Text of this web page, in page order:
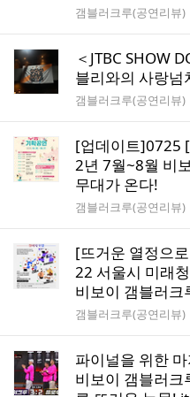
게시판명
갬블러크루(공연리뷰)
＜JTBC SHOW
블리와의 사랑넘
게시판명
갬블러크루(공연리뷰)
[업데이트]0725
2년 7월~8월 비
무대가 온다!
게시판명
갬블러크루(공연리뷰)
[뜨거운 열정으
22 서울시 미래
비보이 갬블러크
게시판명
갬블러크루(공연리뷰)
파이널을 위한
비보이 갬블러크